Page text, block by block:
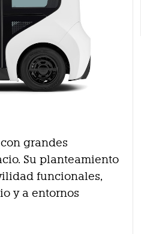
grandes
Su planteamiento
funcionales,
y a entornos